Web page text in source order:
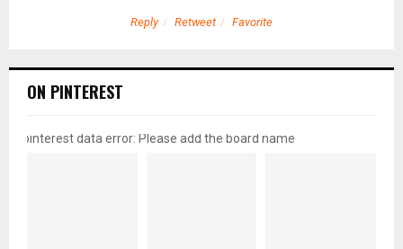
Reply Retweet Favorite
ON PINTEREST
pinterest data error: Please add the board name